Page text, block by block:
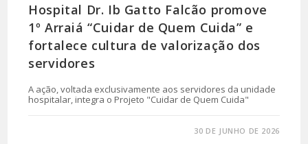
Hospital Dr. Ib Gatto Falcão promove
1º Arraiá “Cuidar de Quem Cuida” e
fortalece cultura de valorização dos
servidores
A ação, voltada exclusivamente aos servidores da unidade
hospitalar, integra o Projeto "Cuidar de Quem Cuida"
30 DE JUNHO DE 2026